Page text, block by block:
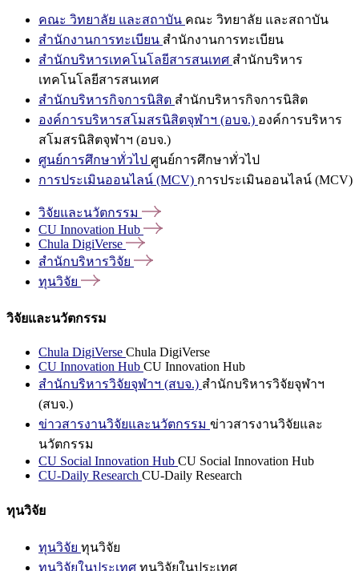
คณะ วิทยาลัย และสถาบัน คณะ วิทยาลัย และสถาบัน
สำนักงานการทะเบียน สำนักงานการทะเบียน
สำนักบริหารเทคโนโลยีสารสนเทศ สำนักบริหาร
เทคโนโลยีสารสนเทศ
สำนักบริหารกิจการนิสิต สำนักบริหารกิจการนิสิต
องค์การบริหารสโมสรนิสิตจุฬาฯ (อบจ.) องค์การบริหาร
สโมสรนิสิตจุฬาฯ (อบจ.)
ศูนย์การศึกษาทั่วไป ศูนย์การศึกษาทั่วไป
การประเมินออนไลน์ (MCV) การประเมินออนไลน์ (MCV)
วิจัยและนวัตกรรม
CU Innovation Hub
Chula DigiVerse
สำนักบริหารวิจัย
ทุนวิจัย
วิจัยและนวัตกรรม
Chula DigiVerse Chula DigiVerse
CU Innovation Hub CU Innovation Hub
สำนักบริหารวิจัยจุฬาฯ (สบจ.) สำนักบริหารวิจัยจุฬาฯ
(สบจ.)
ข่าวสารงานวิจัยและนวัตกรรม ข่าวสารงานวิจัยและ
นวัตกรรม
CU Social Innovation Hub CU Social Innovation Hub
CU-Daily Research CU-Daily Research
ทุนวิจัย
ทุนวิจัย ทุนวิจัย
ทุนวิจัยในประเทศ ทุนวิจัยในประเทศ